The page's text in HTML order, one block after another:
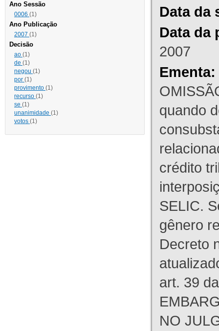
Ano Sessão
0006 (1)
Ano Publicação
2007 (1)
Decisão
ao (1)
de (1)
negou (1)
por (1)
provimento (1)
recurso (1)
se (1)
unanimidade (1)
votos (1)
Data da
Data da
2007
Ementa:
quando
crédito
SELIC.
gênero
Decreto
art. 39
NO